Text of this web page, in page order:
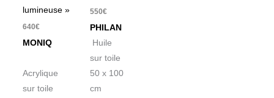
lumineuse »
640€
MONIQ
Acrylique
sur toile
550€
PHILAN
Huile
sur toile
50 x 100
cm